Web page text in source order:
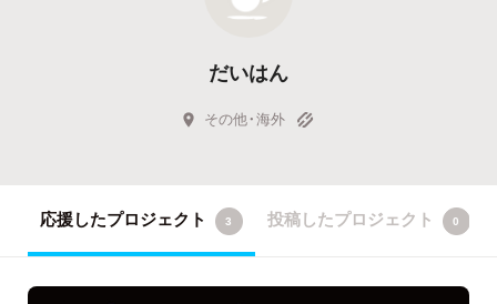
だいはん
その他・海外
応援したプロジェクト 3 投稿したプロジェクト 0